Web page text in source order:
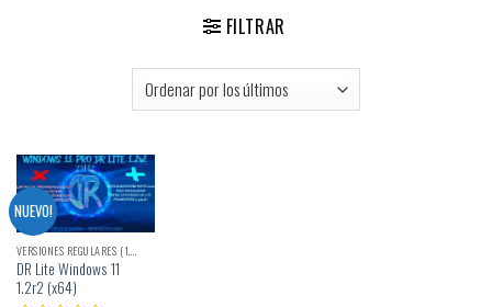
FILTRAR
NUEVO!
DR Lite Windows 11
1.2r2 (x64)